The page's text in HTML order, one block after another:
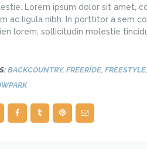
Lorem ipsum dolor sit amet,
ac ligula nibh. In porttitor a sem
lorem, sollicitudin molestie
BACKCOUNTRY, FREERIDE, FREESTYLE,